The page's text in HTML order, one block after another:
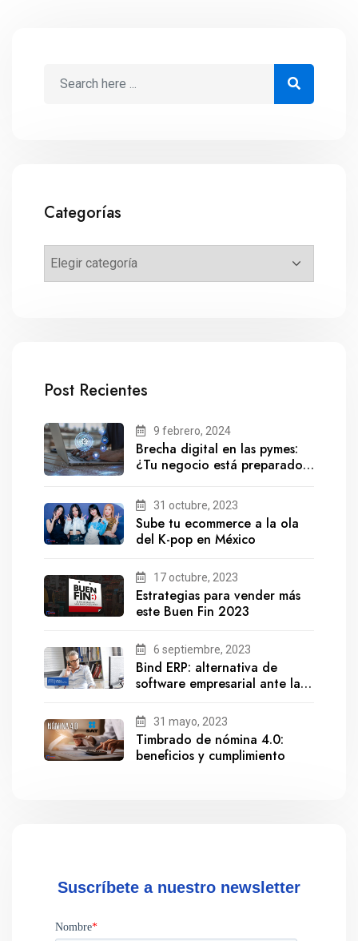
Categorías
Post Recientes
9 febrero, 2024
Brecha digital en las pymes:
¿Tu negocio está preparado
31 octubre, 2023
Sube tu ecommerce a la ola
del K-pop en México
17 octubre, 2023
Estrategias para vender más
este Buen Fin 2023
6 septiembre, 2023
Bind ERP: alternativa de
software empresarial ante la
31 mayo, 2023
Timbrado de nómina 4.0:
beneficios y cumplimiento
Suscríbete a nuestro newsletter